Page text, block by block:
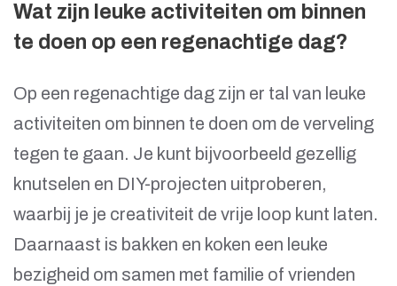
Wat zijn leuke activiteiten om binnen
te doen op een regenachtige dag?
Op een regenachtige dag zijn er tal van leuke
activiteiten om binnen te doen om de verveling
tegen te gaan. Je kunt bijvoorbeeld gezellig
knutselen en DIY-projecten uitproberen,
waarbij je je creativiteit de vrije loop kunt laten.
Daarnaast is bakken en koken een leuke
bezigheid om samen met familie of vrienden